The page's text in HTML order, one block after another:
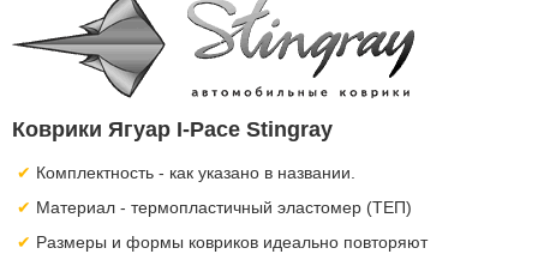
Коврики Ягуар I-Pace Stingray
Комплектность - как указано в названии.
Материал - термопластичный эластомер (ТЕП)
Размеры и формы ковриков идеально повторяют